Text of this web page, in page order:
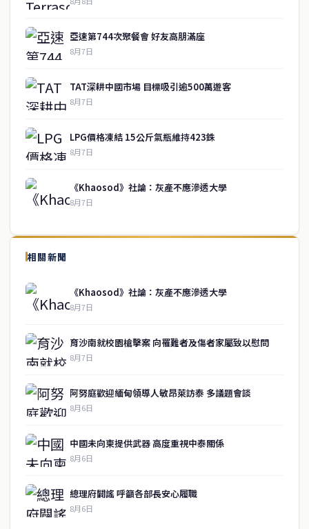
亞速第744次聚餐會 好友高朋滿座
8月7日
TAT深耕中國市場 目標吸引逾500萬遊客
8月7日
LPG價格凍結 15公斤氣瓶維持423銖
8月7日
《Khaosod》社論：灰產不應滲透大學
8月7日
相關新聞
《Khaosod》社論：灰產不應滲透大學
8月7日
育沙南就校園槍擊案 向罹難者及傷者家屬致以慰問
8月7日
阿努庭歡迎緬甸領導人敏昂萊訪泰 多議題會談
8月6日
中國未向柬提供武器 高度重視中泰關係
8月6日
總理府闢謠 呼籲各部長安心履職
8月6日
泰國中文新聞（TCN）是一家總部設於曼谷的中文新聞媒體，致力於
供即時、客觀、多元的中文新聞內容。
快速連結
即時
政治
綜合
工商
歡迎來信洽詢合作事宜
service@thaichinesenews.com ↑ 回到頂端